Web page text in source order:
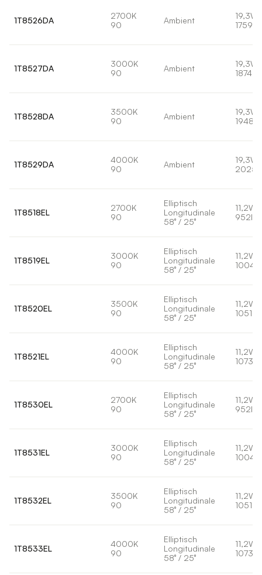
1T8526DA
2700K
90
Ambient
19,3W
1759lm
1T8527DA
3000K
90
Ambient
19,3W
1874lm
1T8528DA
3500K
90
Ambient
19,3W
1948lm
1T8529DA
4000K
90
Ambient
19,3W
1T8518EL
2700K
90
Elliptisch
Longitudinale
58° / 25°
11,2W
952lm
1T8519EL
3000K
90
Elliptisch
Longitudinale
58° / 25°
11,2W
1T8520EL
3500K
90
Elliptisch
Longitudinale
58° / 25°
11,2W
1051lm
1T8521EL
4000K
90
Elliptisch
Longitudinale
58° / 25°
11,2W
1073lm
1T8530EL
2700K
90
Elliptisch
Longitudinale
58° / 25°
11,2W
952lm
1T8531EL
3000K
90
Elliptisch
Longitudinale
58° / 25°
11,2W
1T8532EL
3500K
90
Elliptisch
Longitudinale
58° / 25°
11,2W
1051lm
1T8533EL
4000K
90
Elliptisch
Longitudinale
58° / 25°
11,2W
1073lm